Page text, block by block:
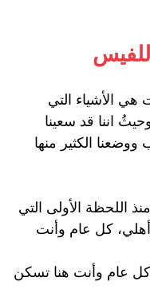
الأشياء التي
اننا قد سعينا
الكثير منها
اللحظة الأولى التي
كل عام وأنت
عام وأنت هنا تسكن